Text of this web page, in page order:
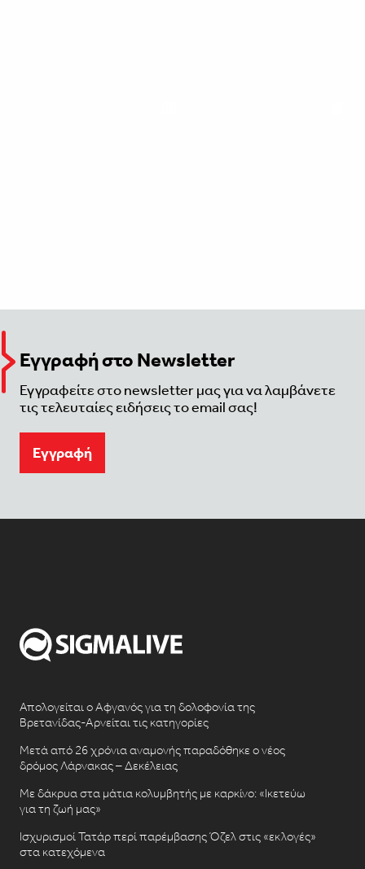
Εγγραφή στο Newsletter
Εγγραφείτε στο newsletter μας για να λαμβάνετε
τις τελευταίες ειδήσεις το email σας!
Eγγραφή
Απολογείται ο Αφγανός για τη δολοφονία της
Βρετανίδας-Αρνείται τις κατηγορίες
Μετά από 26 χρόνια αναμονής παραδόθηκε ο νέος
δρόμος Λάρνακας – Δεκέλειας
Με δάκρυα στα μάτια κολυμβητής με καρκίνο: «Ικετεύω
για τη ζωή μας»
Ισχυρισμοί Τατάρ περί παρέμβασης Όζελ στις «εκλογές»
στα κατεχόμενα